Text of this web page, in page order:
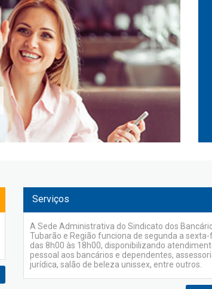
Serviços
A Sede Administrativa do Sindicato dos
Tubarão e Região funciona de segunda a sexta-
das 8h00 às 18h00, disponibilizando
pessoal aos bancários e dependentes,
jurídica, salão de beleza unissex, entre outros.